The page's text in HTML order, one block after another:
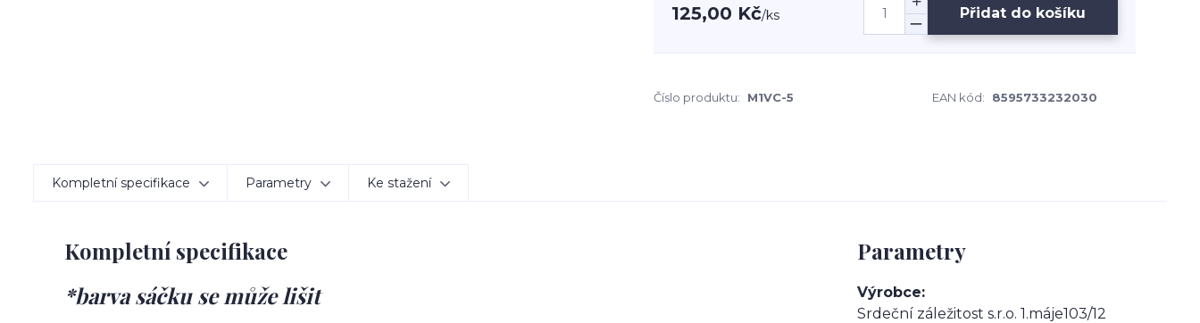
125,00 Kč/ks Přidat do košíku
Číslo produktu: M1VC-5 EAN kód: 8595733232030
Kompletní specifikace Parametry Ke stažení
Kompletní specifikace
*barva sáčku se může lišit
Parametry
Výrobce
Srdeční záležitost s.r.o. 1.máje103/12